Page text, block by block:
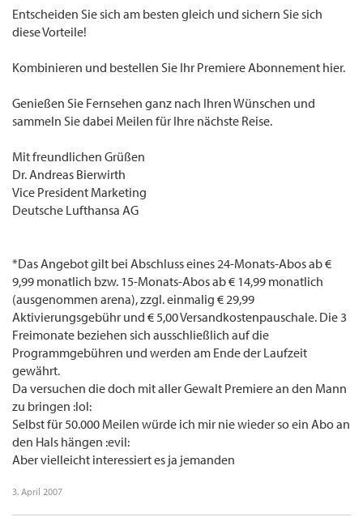
Entscheiden Sie sich am besten gleich und sichern Sie sich
diese Vorteile!
Kombinieren und bestellen Sie Ihr Premiere Abonnement hier.
Genießen Sie Fernsehen ganz nach Ihren Wünschen und
sammeln Sie dabei Meilen für Ihre nächste Reise.
Mit freundlichen Grüßen
Dr. Andreas Bierwirth
Vice President Marketing
Deutsche Lufthansa AG
*Das Angebot gilt bei Abschluss eines 24-Monats-Abos ab €
9,99 monatlich bzw. 15-Monats-Abos ab € 14,99 monatlich
(ausgenommen arena), zzgl. einmalig € 29,99
Aktivierungsgebühr und € 5,00 Versandkostenpauschale. Die 3
Freimonate beziehen sich ausschließlich auf die
Programmgebühren und werden am Ende der Laufzeit
gewährt.
Da versuchen die doch mit aller Gewalt Premiere an den Mann
zu bringen :lol:
Selbst für 50.000 Meilen würde ich mir nie wieder so ein Abo an
den Hals hängen :evil:
Aber vielleicht interessiert es ja jemanden
3. April 2007